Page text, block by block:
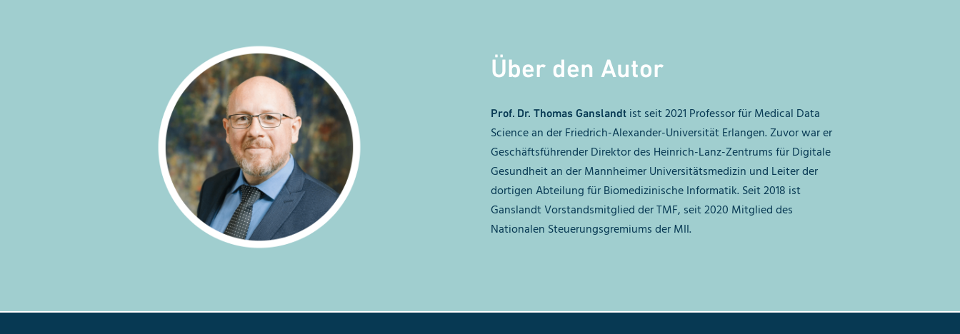
Über den Autor
Prof. Dr. Thomas Ganslandtist seit 2021 Professor für Medical Data
Science an der Friedrich-Alexander-Universität Erlangen. Zuvor war er
Geschäftsführender Direktor des Heinrich-Lanz-Zentrums für Digitale
Gesundheit an der Mannheimer Universitätsmedizin und Leiter der
dortigen Abteilung für Biomedizinische Informatik. Seit 2018 ist
Ganslandt Vorstandsmitglied der TMF, seit 2020 Mitglied des
Nationalen Steuerungsgremiums der MII.